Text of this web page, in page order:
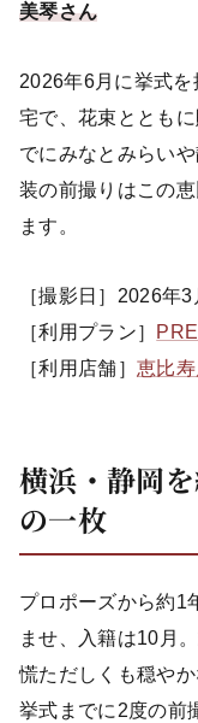
美琴さん
2026年6月に挙式
宅で、花束ととも
でにみなとみらい
装の前撮りはこの
ます。
［撮影日］2026年3
［利用プラン］
［利用店舗］ 恵比
横浜・静岡
の一枚
プロポーズから約1
ませ、入籍は10月
慌ただしくも穏や
挙式までに2度の前